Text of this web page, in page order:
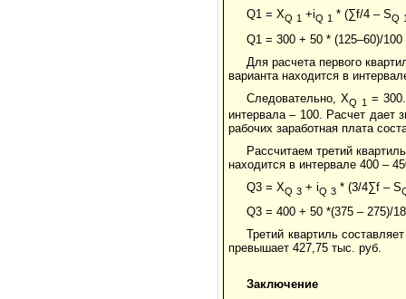
Q1 = XQ 1 +iQ 1 * (∑f/4 – SQ
Q1 = 300 + 50 * (125–60)/100
Для расчета первого
варианта находится в
Следовательно, XQ 1 =
интервала – 100. Расчет дает
рабочих заработная плата
Рассчитаем третий
находится в интервале 400 –
Q3 = XQ 3 + iQ 3 * (3/4∑f – S
Q3 = 400 + 50 *(375 – 275)/
Третий квартиль
превышает 427,75 тыс. руб.
Заключение